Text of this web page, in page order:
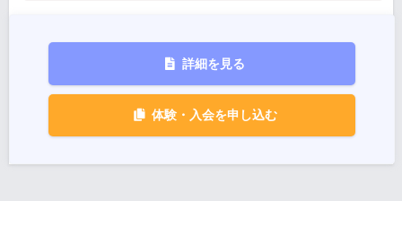
詳細を見る
体験・入会を申し込む